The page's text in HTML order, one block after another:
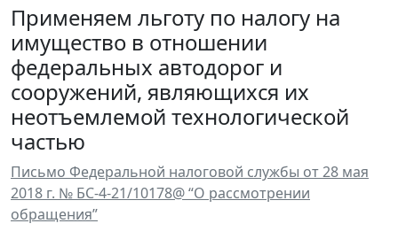
Применяем льготу по налогу на
имущество в отношении
федеральных автодорог и
сооружений, являющихся их
неотъемлемой технологической
частью
Письмо Федеральной налоговой службы от 28 мая
2018 г. № БС-4-21/10178@ “О рассмотрении
обращения”